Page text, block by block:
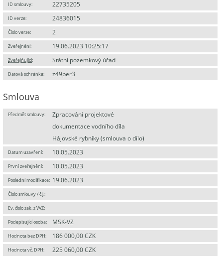
ID smlouvy: 22735205
ID verze: 24836015
Číslo verze: 2
Zveřejnění: 19.06.2023 10:25:17
Zveřejňující: Státní pozemkový úřad
Datová schránka: z49per3
Smlouva
Předmět smlouvy:
Zpracování projektové
dokumentace vodního díla
Hájovské rybníky (smlouva o dílo)
Datum uzavření: 10.05.2023
První zveřejnění: 10.05.2023
Poslední modifikace: 19.06.2023
Číslo smlouvy / č.j.:
Ev. číslo zak. z VVZ:
Podepisující osoba: MSK-VZ
Hodnota bez DPH: 186 000,00 CZK
Hodnota vč. DPH: 225 060,00 CZK